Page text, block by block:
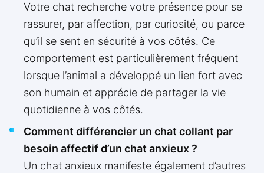
Votre chat recherche votre présence pour se
rassurer, par affection, par curiosité, ou parce
qu’il se sent en sécurité à vos côtés. Ce
comportement est particulièrement fréquent
lorsque l’animal a développé un lien fort avec
son humain et apprécie de partager la vie
quotidienne à vos côtés.
Comment différencier un chat collant par
besoin affectif d’un chat anxieux ?
Un chat anxieux manifeste également d’autres